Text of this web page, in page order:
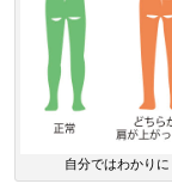
自分ではわかり